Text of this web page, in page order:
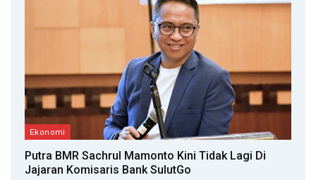
Ekonomi
Putra BMR Sachrul Mamonto Kini Tidak Lagi Di
Jajaran Komisaris Bank SulutGo